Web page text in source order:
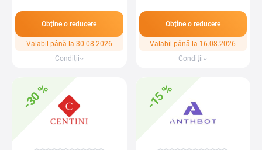
Obține o reducere
Valabil până la 30.08.2026
Condiții
Obține o reducere
Valabil până la 16.08.2026
Condiții
-30 % -15 %